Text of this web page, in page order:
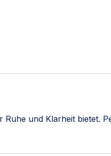
Ruhe und Klarheit bietet.